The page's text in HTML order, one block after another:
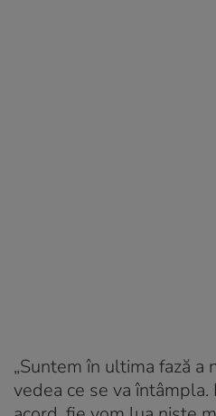
„Suntem în ultima fază a
vedea ce se va